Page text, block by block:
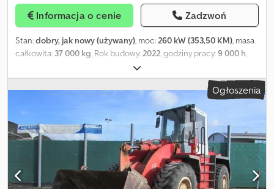
nie ponosi odpowiedzialności za ewentualne błędy pisarskie lub
przesyłania danych. Możliwa pomyłka oraz wcześniejsza sprzedaż.
Informacja o cenie Zadzwoń
Stan:dobry, jak nowy (używany), moc:260 kW (353,50 KM), masa
całkowita: 37 000 kg, Rok budowy:2022, godziny pracy:9 000 h,
, LIEBHERR L586 XPOWER Rok
produkcji: 2022 Motogodziny: 9000 Moc: 260 kW Waga: 37000 kg
Joystick Centralne smarowanie Opony Michelin 90%
Klimatyzacja Kamera STAN IDEALNY Dcedpfx Alovzhdhs Iek
Ogłoszenia